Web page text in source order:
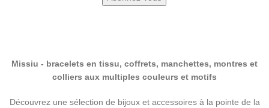
Missiu - bracelets en tissu, coffrets, manchettes, montres et
colliers aux multiples couleurs et motifs
Découvrez une sélection de bijoux et accessoires à la pointe de la